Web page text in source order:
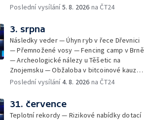
— Dokončení oprav vedení — Skončil termín
vody v obcích — Vyschlá koryta potoků —
Sdílení strážníků na Brněnsku
Poslední vysílání5. 8. 2026 na ČT24
3. srpna
Následky veder — Úhyn ryb v řece Dřevnici
— Přemnožené vosy — Fencing camp v Brně
— Archeologické nálezy u Těšetic na
Znojemsku — Obžaloba v bitcoinové kauze
— Přestavba silnice přes Bzenec na
Zašové — Letní opravy divadel — Český hlas
ve vesmíru
Poslední vysílání4. 8. 2026 na ČT24
31. července
Teplotní rekordy — Rizikové nabídky dotací